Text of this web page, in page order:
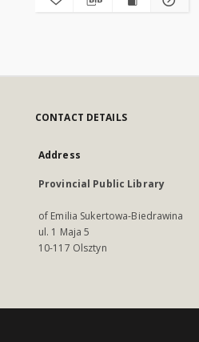
CONTACT DETAILS
Address
Provincial Public Library
of Emilia Sukertowa-Biedrawina
ul. 1 Maja 5
10-117 Olsztyn